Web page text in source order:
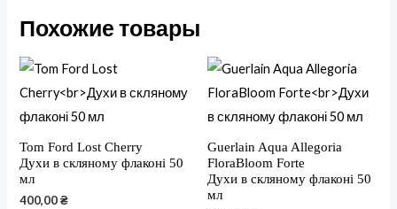
Похожие товары
Tom Ford Lost Cherry
Духи в скляному флаконі 50
мл
400,00₴
Guerlain Aqua Allegoria
FloraBloom Forte
Духи в скляному флаконі 50
мл